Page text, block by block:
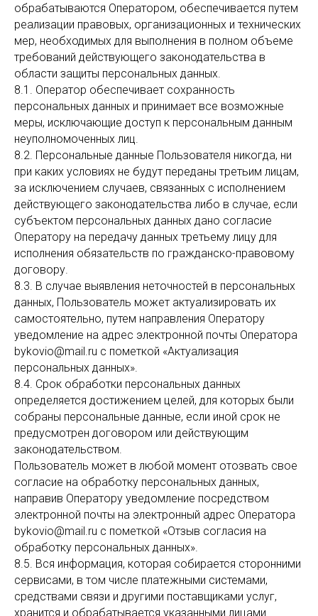
обрабатываются Оператором, обеспечивается путем
реализации правовых, организационных и технических
мер, необходимых для выполнения в полном объеме
требований действующего законодательства в
области защиты персональных данных.
8.1. Оператор обеспечивает сохранность
персональных данных и принимает все возможные
меры, исключающие доступ к персональным данным
неуполномоченных лиц.
8.2. Персональные данные Пользователя никогда, ни
при каких условиях не будут переданы третьим лицам,
за исключением случаев, связанных с исполнением
действующего законодательства либо в случае, если
субъектом персональных данных дано согласие
Оператору на передачу данных третьему лицу для
исполнения обязательств по гражданско-правовому
договору.
8.3. В случае выявления неточностей в персональных
данных, Пользователь может актуализировать их
самостоятельно, путем направления Оператору
уведомление на адрес электронной почты Оператора
bykovio@mail.ru с пометкой «Актуализация
персональных данных».
8.4. Срок обработки персональных данных
определяется достижением целей, для которых были
собраны персональные данные, если иной срок не
предусмотрен договором или действующим
законодательством.
Пользователь может в любой момент отозвать свое
согласие на обработку персональных данных,
направив Оператору уведомление посредством
электронной почты на электронный адрес Оператора
bykovio@mail.ru с пометкой «Отзыв согласия на
обработку персональных данных».
8.5. Вся информация, которая собирается сторонними
сервисами, в том числе платежными системами,
средствами связи и другими поставщиками услуг,
хранится и обрабатывается указанными лицами